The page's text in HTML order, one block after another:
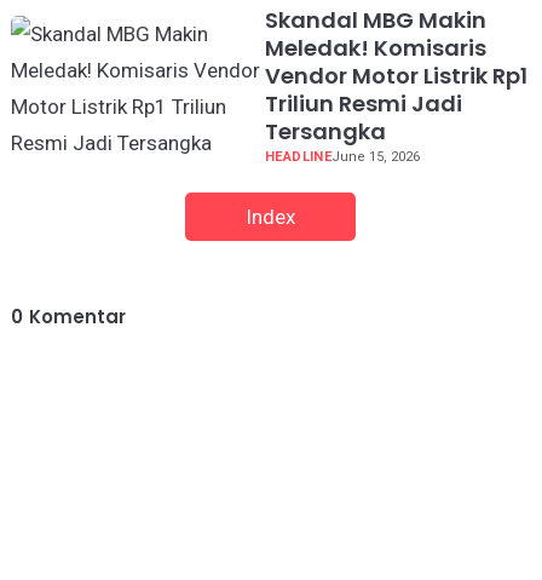
Skandal MBG Makin
Meledak! Komisaris
Vendor Motor Listrik Rp1
Triliun Resmi Jadi
Tersangka
HEADLINEJune 15, 2026
Index
0 Komentar